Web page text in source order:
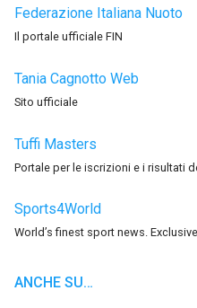
Federazione Italiana Nuoto
Il portale ufficiale FIN
Tania Cagnotto Web
Sito ufficiale
Tuffi Masters
Portale per le iscrizioni e i risultati
Sports4World
World’s finest sport news.
ANCHE SU…